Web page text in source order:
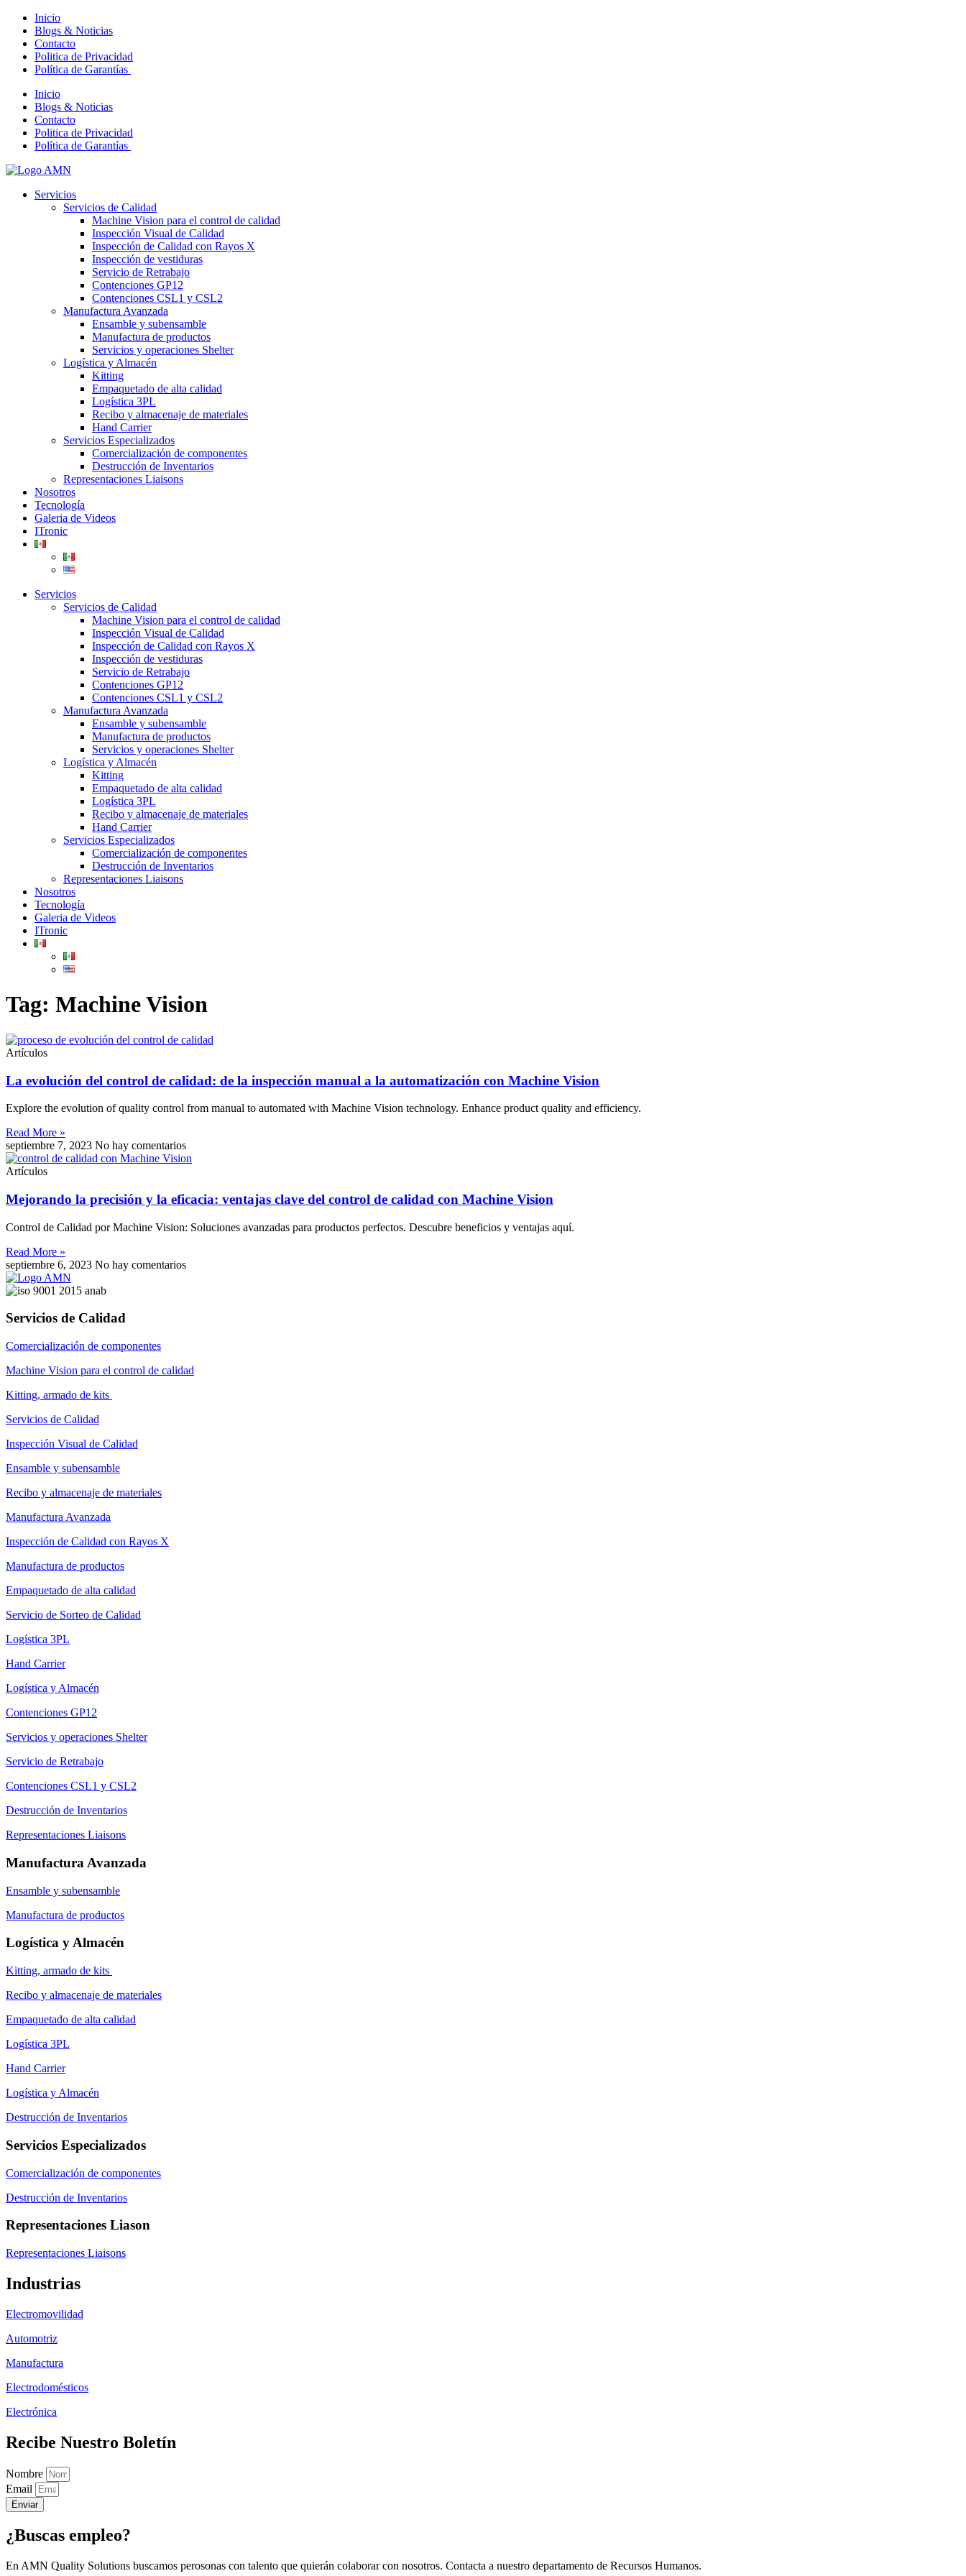
Inicio
Blogs & Noticias
Contacto
Politica de Privacidad
Política de Garantías
Inicio
Blogs & Noticias
Contacto
Politica de Privacidad
Política de Garantías
Servicios
Servicios de Calidad
Machine Vision para el control de calidad
Inspección Visual de Calidad
Inspección de Calidad con Rayos X
Inspección de vestiduras
Servicio de Retrabajo
Contenciones GP12
Contenciones CSL1 y CSL2
Manufactura Avanzada
Ensamble y subensamble
Manufactura de productos
Servicios y operaciones Shelter
Logística y Almacén
Kitting
Empaquetado de alta calidad
Logística 3PL
Recibo y almacenaje de materiales
Hand Carrier
Servicios Especializados
Comercialización de componentes
Destrucción de Inventarios
Representaciones Liaisons
Nosotros
Tecnología
Galeria de Videos
ITronic
Servicios
Servicios de Calidad
Machine Vision para el control de calidad
Inspección Visual de Calidad
Inspección de Calidad con Rayos X
Inspección de vestiduras
Servicio de Retrabajo
Contenciones GP12
Contenciones CSL1 y CSL2
Manufactura Avanzada
Ensamble y subensamble
Manufactura de productos
Servicios y operaciones Shelter
Logística y Almacén
Kitting
Empaquetado de alta calidad
Logística 3PL
Recibo y almacenaje de materiales
Hand Carrier
Servicios Especializados
Comercialización de componentes
Destrucción de Inventarios
Representaciones Liaisons
Nosotros
Tecnología
Galeria de Videos
ITronic
Tag: Machine Vision
Artículos
La evolución del control de calidad: de la inspección manual a la automatización con Machine Vision
Explore the evolution of quality control from manual to automated with Machine Vision technology. Enhance product quality and efficiency.
Read More »
septiembre 7, 2023 No hay comentarios
Artículos
Mejorando la precisión y la eficacia: ventajas clave del control de calidad con Machine Vision
Control de Calidad por Machine Vision: Soluciones avanzadas para productos perfectos. Descubre beneficios y ventajas aquí.
Read More »
septiembre 6, 2023 No hay comentarios
Servicios de Calidad
Comercialización de componentes
Machine Vision para el control de calidad
Kitting, armado de kits
Servicios de Calidad
Inspección Visual de Calidad
Ensamble y subensamble
Recibo y almacenaje de materiales
Manufactura Avanzada
Inspección de Calidad con Rayos X
Manufactura de productos
Empaquetado de alta calidad
Servicio de Sorteo de Calidad
Logística 3PL
Hand Carrier
Logística y Almacén
Contenciones GP12
Servicios y operaciones Shelter
Servicio de Retrabajo
Contenciones CSL1 y CSL2
Destrucción de Inventarios
Representaciones Liaisons
Manufactura Avanzada
Ensamble y subensamble
Manufactura de productos
Logística y Almacén
Kitting, armado de kits
Recibo y almacenaje de materiales
Empaquetado de alta calidad
Logística 3PL
Hand Carrier
Logística y Almacén
Destrucción de Inventarios
Servicios Especializados
Comercialización de componentes
Destrucción de Inventarios
Representaciones Liason
Representaciones Liaisons
Industrias
Electromovilidad
Automotriz
Manufactura
Electrodomésticos
Electrónica
Recibe Nuestro Boletín
Nombre
Email
Enviar
¿Buscas empleo?
En AMN Quality Solutions buscamos perosonas con talento que quierán colaborar con nosotros. Contacta a nuestro departamento de Recursos Humanos.